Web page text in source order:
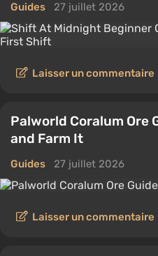
Guides 27 juillet 2026
Laisser un commentaire
Palworld Coralum Ore
and Farm It
Guides 27 juillet 2026
Laisser un commentaire